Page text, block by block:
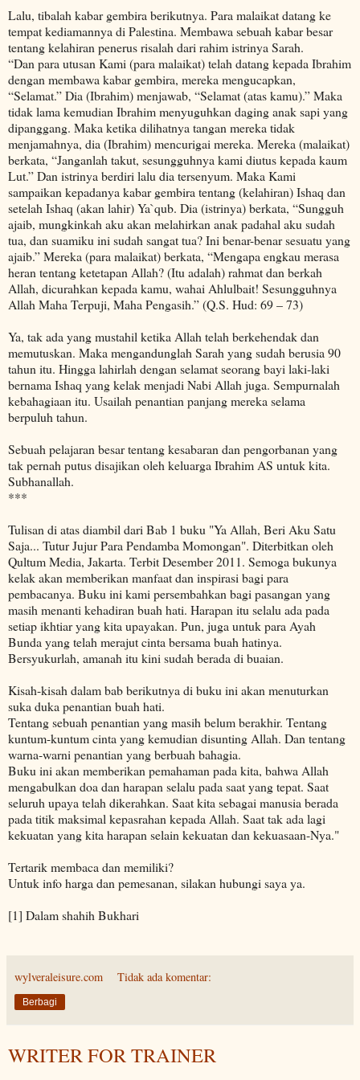
Lalu, tibalah kabar gembira berikutnya. Para malaikat datang ke
tempat kediamannya di Palestina. Membawa sebuah kabar besar
tentang kelahiran penerus risalah dari rahim istrinya Sarah.
“Dan para utusan Kami (para malaikat) telah datang kepada Ibrahim
dengan membawa kabar gembira, mereka mengucapkan,
“Selamat.” Dia (Ibrahim) menjawab, “Selamat (atas kamu).” Maka
tidak lama kemudian Ibrahim menyuguhkan daging anak sapi yang
dipanggang. Maka ketika dilihatnya tangan mereka tidak
menjamahnya, dia (Ibrahim) mencurigai mereka. Mereka (malaikat)
berkata, “Janganlah takut, sesungguhnya kami diutus kepada kaum
Lut.” Dan istrinya berdiri lalu dia tersenyum. Maka Kami
sampaikan kepadanya kabar gembira tentang (kelahiran) Ishaq dan
setelah Ishaq (akan lahir) Ya`qub. Dia (istrinya) berkata, “Sungguh
ajaib, mungkinkah aku akan melahirkan anak padahal aku sudah
tua, dan suamiku ini sudah sangat tua? Ini benar-benar sesuatu yang
ajaib.” Mereka (para malaikat) berkata, “Mengapa engkau merasa
heran tentang ketetapan Allah? (Itu adalah) rahmat dan berkah
Allah, dicurahkan kepada kamu, wahai Ahlulbait! Sesungguhnya
Allah Maha Terpuji, Maha Pengasih.” (Q.S. Hud: 69 – 73)
Ya, tak ada yang mustahil ketika Allah telah berkehendak dan
memutuskan. Maka mengandunglah Sarah yang sudah berusia 90
tahun itu. Hingga lahirlah dengan selamat seorang bayi laki-laki
bernama Ishaq yang kelak menjadi Nabi Allah juga. Sempurnalah
kebahagiaan itu. Usailah penantian panjang mereka selama
berpuluh tahun.
Sebuah pelajaran besar tentang kesabaran dan pengorbanan yang
tak pernah putus disajikan oleh keluarga Ibrahim AS untuk kita.
Subhanallah.
***
Tulisan di atas diambil dari Bab 1 buku "Ya Allah, Beri Aku Satu
Saja... Tutur Jujur Para Pendamba Momongan". Diterbitkan oleh
Qultum Media, Jakarta. Terbit Desember 2011. Semoga bukunya
kelak akan memberikan manfaat dan inspirasi bagi para
pembacanya. Buku ini kami persembahkan bagi pasangan yang
masih menanti kehadiran buah hati. Harapan itu selalu ada pada
setiap ikhtiar yang kita upayakan. Pun, juga untuk para Ayah
Bunda yang telah merajut cinta bersama buah hatinya.
Bersyukurlah, amanah itu kini sudah berada di buaian.
Kisah-kisah dalam bab berikutnya di buku ini akan menuturkan
suka duka penantian buah hati.
Tentang sebuah penantian yang masih belum berakhir. Tentang
kuntum-kuntum cinta yang kemudian disunting Allah. Dan tentang
warna-warni penantian yang berbuah bahagia.
Buku ini akan memberikan pemahaman pada kita, bahwa Allah
mengabulkan doa dan harapan selalu pada saat yang tepat. Saat
seluruh upaya telah dikerahkan. Saat kita sebagai manusia berada
pada titik maksimal kepasrahan kepada Allah. Saat tak ada lagi
kekuatan yang kita harapan selain kekuatan dan kekuasaan-Nya."
Tertarik membaca dan memiliki?
Untuk info harga dan pemesanan, silakan hubungi saya ya.
[1] Dalam shahih Bukhari
wylveraleisure.com Tidak ada komentar:
Berbagi
WRITER FOR TRAINER